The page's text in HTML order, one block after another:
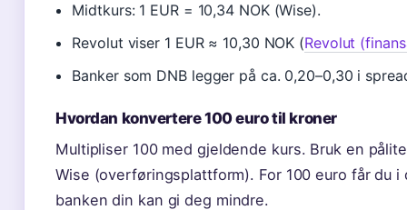
Midtkurs: 1 EUR = 10,34 NOK (Wise).
Revolut viser 1 EUR ≈ 10,30 NOK (Revolut
Banker som DNB legger på ca. 0,20–0,30 i
Hvordan konvertere 100 euro til kroner
Multipliser 100 med gjeldende kurs. Bruk en
Wise (overføringsplattform). For 100 euro får du i
banken din kan gi deg mindre.